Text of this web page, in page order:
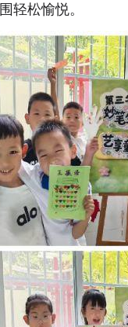
轻松愉悦。